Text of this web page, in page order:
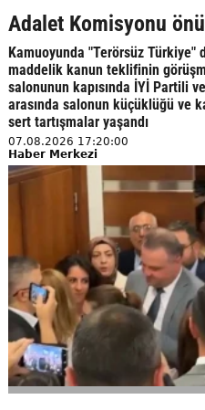
Adalet Komisyonu
Kamuoyunda "Terörsüz
maddelik kanun teklifinin
salonunun kapısında İYİ Partili
arasında salonun küçüklüğü ve
sert tartışmalar yaşandı
07.08.2026 17:20:00
Haber Merkezi